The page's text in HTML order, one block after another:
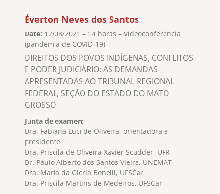
Éverton Neves dos Santos
Date: 12/08/2021 – 14 horas – Videoconferência
(pandemia de COVID-19)
DIREITOS DOS POVOS INDÍGENAS, CONFLITOS
E PODER JUDICIÁRIO: AS DEMANDAS
APRESENTADAS AO TRIBUNAL REGIONAL
FEDERAL, SEÇÃO DO ESTADO DO MATO
GROSSO
Junta de examen:
Dra. Fabiana Luci de Oliveira, orientadora e
presidente
Dra. Priscila de Oliveira Xavier Scudder, UFR
Dr. Paulo Alberto dos Santos Vieira, UNEMAT
Dra. Maria da Gloria Bonelli, UFSCar
Dra. Priscila Martins de Medeiros, UFSCar